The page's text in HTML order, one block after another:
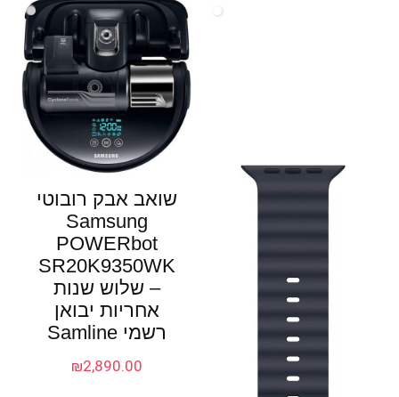
שואב אבק רובוטי
Samsung
POWERbot
SR20K9350WK
– שלוש שנות
אחריות יבואן
רשמי Samline
₪2,890.00